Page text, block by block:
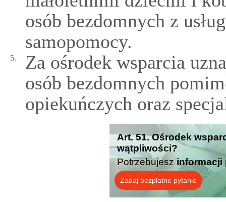
osób bezdomnych z
samopomocy.
5.
Za ośrodek wsparcia
osób bezdomnych
opiekuńczych oraz
Art. 51. Ośrodek
wątpliwości?
Potrzebujesz informacji
Zadaj bezpłatne pytanie